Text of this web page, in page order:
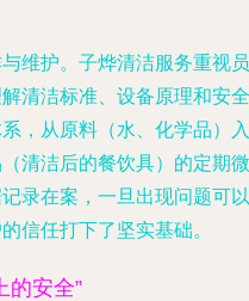
维护。子烨清洁服务重视员
清洁标准、设备原理和安全
，从原料（水、化学品）入
清洁后的餐饮具）的定期微
录在案，一旦出现问题可以
信任打下了坚实基础。
的安全”